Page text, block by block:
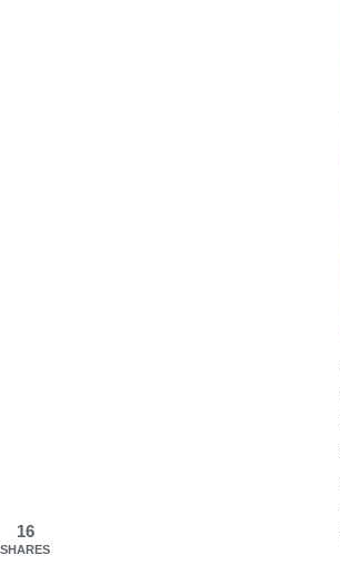
16
SHARES